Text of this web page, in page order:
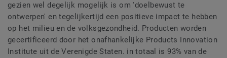
gezien wel degelijk mogelijk is om 'doelbewust te
ontwerpen' en tegelijkertijd een positieve impact te hebben
op het milieu en de volksgezondheid. Producten worden
gecertificeerd door het onafhankelijke Products Innovation
Institute uit de Verenigde Staten. in totaal is 93% van de